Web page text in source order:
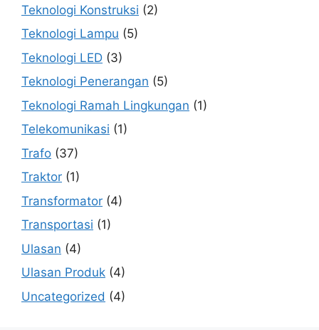
Teknologi Konstruksi (2)
Teknologi Lampu (5)
Teknologi LED (3)
Teknologi Penerangan (5)
Teknologi Ramah Lingkungan (1)
Telekomunikasi (1)
Trafo (37)
Traktor (1)
Transformator (4)
Transportasi (1)
Ulasan (4)
Ulasan Produk (4)
Uncategorized (4)